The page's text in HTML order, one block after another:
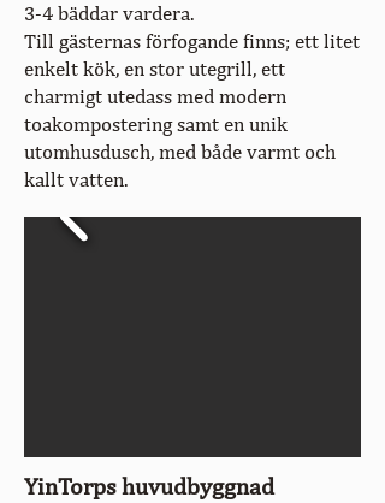
3-4 bäddar vardera.
Till gästernas förfogande finns; ett litet
enkelt kök, en stor utegrill, ett
charmigt utedass med modern
toakompostering samt en unik
utomhusdusch, med både varmt och
kallt vatten.
YinTorps huvudbyggnad